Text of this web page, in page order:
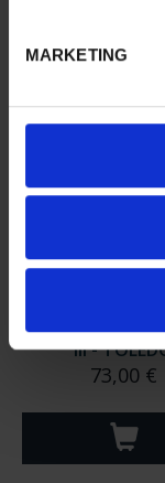
MARKETING
CIUDADES
III -
73,00 €